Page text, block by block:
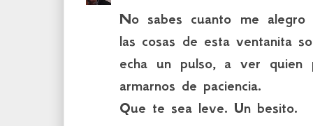
No sabes cuanto me
las cosas de esta ventanita
echa un pulso, a ver quien
armarnos de paciencia.
Que te sea leve. Un besito.